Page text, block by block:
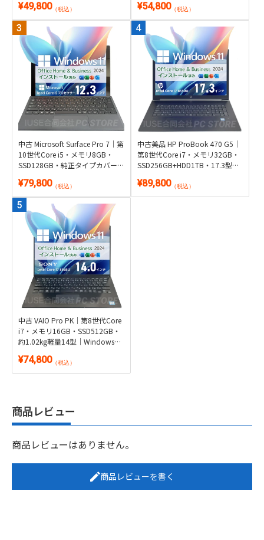
¥49,800（税込）
2024付き
¥54,800（税込）
中古 Microsoft Surface Pro 7｜第
10世代Core i5・メモリ8GB・
SSD128GB・純正タイプカバー
Microsoft Office 2024付き・タブ
レット
¥79,800（税込）
中古美品 HP ProBook 470 G5｜
第8世代Core i7・メモリ32GB・
SSD256GB+HDD1TB・17.3型
Microsoft Office 2024付き
¥89,800（税込）
中古 VAIO Pro PK｜第8世代Core
i7・メモリ16GB・SSD512GB・
約1.02kg軽量14型｜Windows
¥74,800（税込）
商品レビュー
商品レビューはありません。
商品レビューを書く